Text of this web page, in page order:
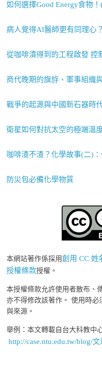
如何選擇Good Energy食物
病人覺得AI醫師更有同理心
從咖啡漬得到的工程啟發 控
商代晚期的旗斿、軍事組織
戰爭的起源與中國新石器時
衛星如何對抗太空的極端溫
咖啡渣不渣？化學故事(二)
防災包必備化學物質
本網站著作係採用創用 CC 姓
授權條款授權。
本授權條款允許使用者散布、
亦不得修改該著作。 使用時
與來源。
舉例：本文轉載自台大科教中
http://case.ntu.edu.tw/blog/